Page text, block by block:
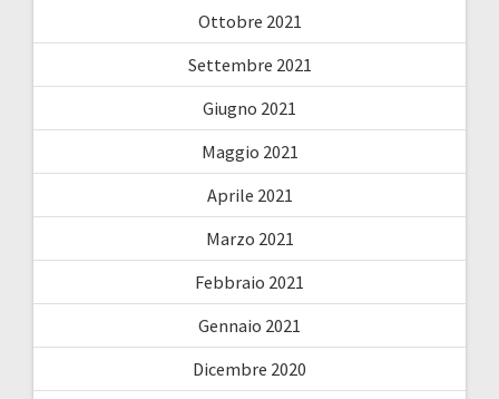
Ottobre 2021
Settembre 2021
Giugno 2021
Maggio 2021
Aprile 2021
Marzo 2021
Febbraio 2021
Gennaio 2021
Dicembre 2020